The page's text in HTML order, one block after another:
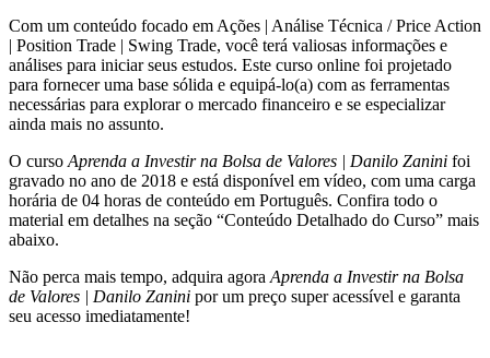
Com um conteúdo focado em Ações | Análise Técnica / Price Action
| Position Trade | Swing Trade, você terá valiosas informações e
análises para iniciar seus estudos. Este curso online foi projetado
para fornecer uma base sólida e equipá-lo(a) com as ferramentas
necessárias para explorar o mercado financeiro e se especializar
ainda mais no assunto.
O curso Aprenda a Investir na Bolsa de Valores | Danilo Zanini foi
gravado no ano de 2018 e está disponível em vídeo, com uma carga
horária de 04 horas de conteúdo em Português. Confira todo o
material em detalhes na seção “Conteúdo Detalhado do Curso” mais
abaixo.
Não perca mais tempo, adquira agora Aprenda a Investir na Bolsa
de Valores | Danilo Zanini por um preço super acessível e garanta
seu acesso imediatamente!